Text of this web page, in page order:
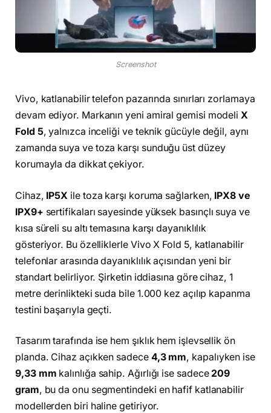
Screenshot
Vivo, katlanabilir telefon pazarında sınırları zorlamaya
devam ediyor. Markanın yeni amiral gemisi modeliX
Fold 5, yalnızca inceliği ve teknik gücüyle değil, aynı
zamanda suya ve toza karşı sunduğu üst düzey
korumayla da dikkat çekiyor.
Cihaz, IP5X ile toza karşı koruma sağlarken, IPX8 ve
IPX9+ sertifikaları sayesinde yüksek basınçlı suya ve
kısa süreli su altı temasına karşı dayanıklılık
gösteriyor. Bu özelliklerle Vivo X Fold 5, katlanabilir
telefonlar arasında dayanıklılık açısından yeni bir
standart belirliyor. Şirketin iddiasına göre cihaz, 1
metre derinlikteki suda bile 1.000 kez açılıp kapanma
testini başarıyla geçti.
Tasarım tarafında ise hem şıklık hem işlevsellik ön
planda. Cihaz açıkken sadece 4,3 mm, kapalıyken ise
9,33 mm kalınlığa sahip. Ağırlığı ise sadece 209
gram, bu da onu segmentindeki en hafif katlanabilir
modellerden biri haline getiriyor.